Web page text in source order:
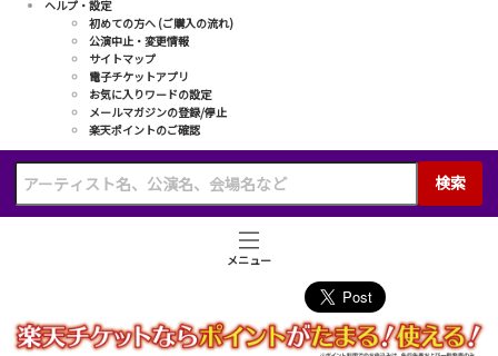
ヘルプ・設定
初めての方へ (ご購入の流れ)
公演中止・変更情報
サイトマップ
電子チケットアプリ
お気に入りワードの設定
メールマガジンの登録/停止
楽天ポイントのご確認
検索
メニュー